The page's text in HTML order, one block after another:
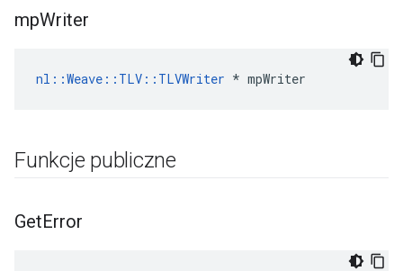
mpWriter
nl::Weave::TLV::TLVWriter * mpWriter
Funkcje publiczne
GetError